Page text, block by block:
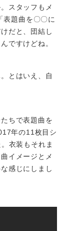
スタッフもメ
表題曲を〇〇に
だと、団結し
ですけどね。
とはいえ、自
ちで表題曲を
年の11枚目シ
衣装もそれま
イメージとメ
感じにしまし